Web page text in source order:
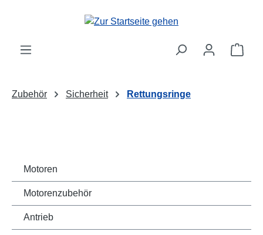
Zum Hauptinhalt springen
Zubehör Sicherheit Rettungsringe
Motoren
Motorenzubehör
Antrieb